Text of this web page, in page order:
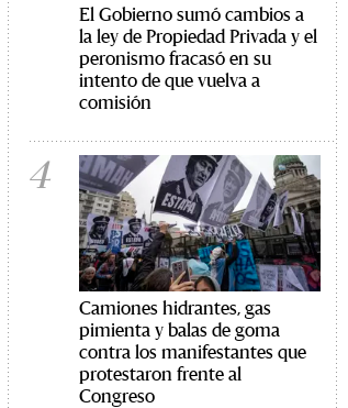
El Gobierno sumó cambios a
la ley de Propiedad Privada y el
peronismo fracasó en su
intento de que vuelva a
comisión
4
Camiones hidrantes, gas
pimienta y balas de goma
contra los manifestantes que
protestaron frente al
Congreso